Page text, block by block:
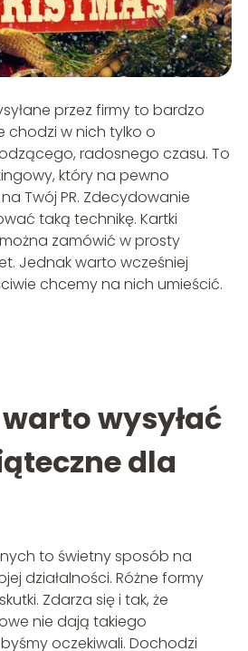
przez firmy to bardzo
chodzi w nich tylko o
radosnego czasu. To
który na pewno
Twój PR. Zdecydowanie
taką technikę. Kartki
zamówić w prosty
Jednak warto wcześniej
chcemy na nich umieścić.
wysyłać
dla
to świetny sposób na
działalności. Różne formy
Zdarza się i tak, że
nie dają takiego
oczekiwali. Dochodzi